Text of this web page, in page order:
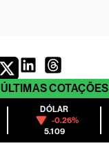
ÚLTIMASCOTAÇÕES
DÓLAR
-0.26%
5.109